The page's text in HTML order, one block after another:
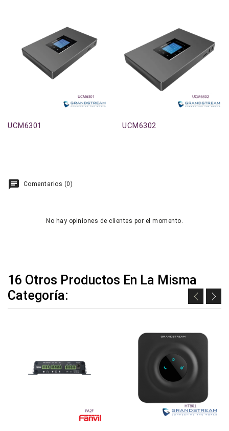
UCM6301 UCM6302
Comentarios (0)
No hay opiniones de clientes por el momento.
16 Otros Productos En La Misma
Categoría: